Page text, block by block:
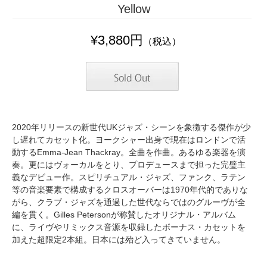
Yellow
¥3,880円 （税込）
2020年リリースの新世代UKジャズ・シーンを象徴する傑作が少
し遅れてカセット化。ヨークシャー出身で現在はロンドンで活
動するEmma-Jean Thackray。全曲を作曲。あるゆる楽器を演
奏。更にはヴォーカルをとり、プロデュースまで担った完璧主
義なデビュー作。スピリチュアル・ジャズ、ファンク、ラテン
等の音楽要素で構成するクロスオーバーは1970年代的でありな
がら、クラブ・ジャズを通過した世代ならではのグルーヴが全
編を貫く。Gilles Petersonが称賛したオリジナル・アルバム
に、ライヴやリミックス音源を収録したボーナス・カセットを
加えた超限定2本組。日本には殆ど入ってきていません。